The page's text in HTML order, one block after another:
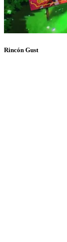
Rincón Gust